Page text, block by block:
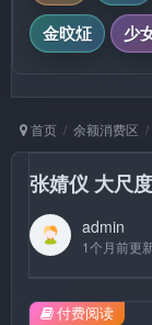
金旼炡
少
首页 余额消费区
张婧仪 大尺
admin
1个月前更
付费阅读